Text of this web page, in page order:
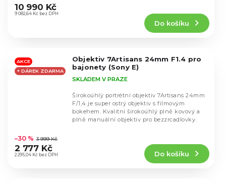
hodnocení
produktu
hvězdiček.
9 082,64 Kč bez DPH
10 990 Kč
Do košíku
AKCE
+ DÁREK ZDARMA
Objektiv 7Artisans 24mm F1.4 pro
bajonety (Sony E)
hodnocení
produktu
je
SKLADEM V PRAZE
2 295,04 Kč bez DPH
–30 % 3 999 Kč
2 777 Kč
Do košíku
Širokoúhlý portrétní objektiv 7Artisans 24mm
F/1,4 je super ostrý objektiv s filmovým
bokehem. Kvalitní širokoúhlý plně kovový a
plně manuální objektiv pro bezzrcadlovky.